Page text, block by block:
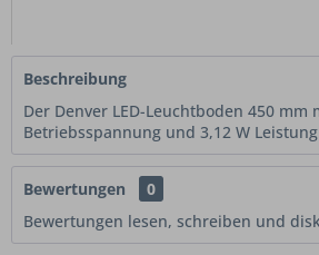
Beschreibung
Der Denver LED-Leuchtboden 450 mm
Betriebsspannung und 3,12 W
Bewertungen
0
Bewertungen lesen, schreiben und